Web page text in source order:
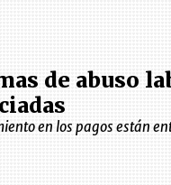
de abuso
en los pagos están